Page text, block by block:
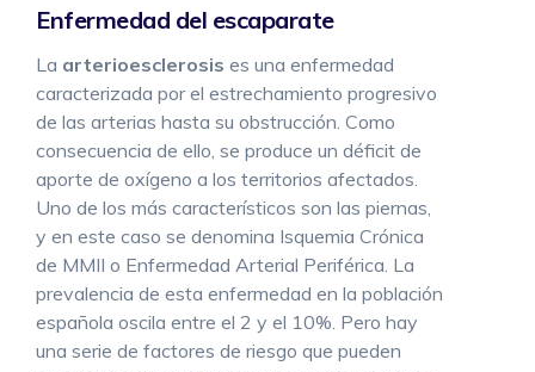
Enfermedad del escaparate
La arterioesclerosis es una enfermedad
caracterizada por el estrechamiento progresivo
de las arterias hasta su obstrucción. Como
consecuencia de ello, se produce un déficit de
aporte de oxígeno a los territorios afectados.
Uno de los más característicos son las piernas,
y en este caso se denomina Isquemia Crónica
de MMII o Enfermedad Arterial Periférica. La
prevalencia de esta enfermedad en la población
española oscila entre el 2 y el 10%. Pero hay
una serie de factores de riesgo que pueden